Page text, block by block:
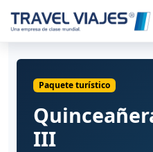
Paquete turístico
III